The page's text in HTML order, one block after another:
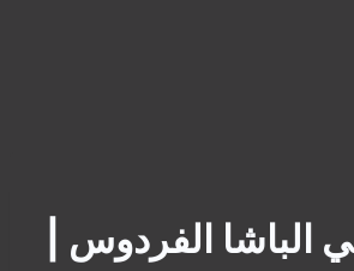
الباشا الفردوس |